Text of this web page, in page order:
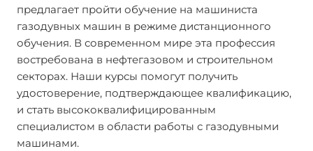
предлагает пройти обучение на машиниста
газодувных машин в режиме дистанционного
обучения. В современном мире эта профессия
востребована в нефтегазовом и строительном
секторах. Наши курсы помогут получить
удостоверение, подтверждающее квалификацию,
и стать высококвалифицированным
специалистом в области работы с газодувными
машинами.